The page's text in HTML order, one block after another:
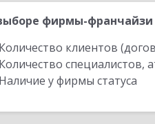
фирмы-франчайзи
Количество клиентов
Количество специалистов,
Наличие у фирмы статуса